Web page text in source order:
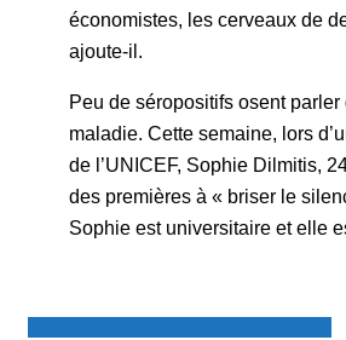
économistes, les cerveaux de
ajoute-il.
Peu de séropositifs osent parler
maladie. Cette semaine, lors
de l’UNICEF, Sophie Dilmitis,
des premières à « briser le
Sophie est universitaire et elle